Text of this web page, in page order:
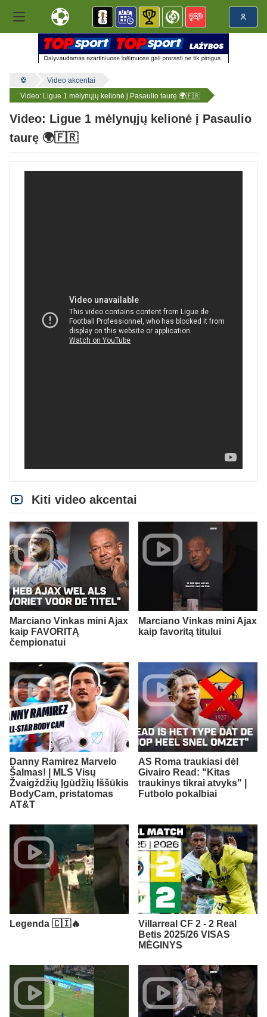
Video akcentai
Video: Ligue 1 mėlynųjų kelionė į Pasaulio taurę 🌍🇫🇷​
Video: Ligue 1 mėlynųjų kelionė į Pasaulio
taurę 🌍🇫🇷​
Kiti video akcentai
Marciano Vinkas mini Ajax
kaip FAVORITĄ
čempionatui
Marciano Vinkas mini Ajax
kaip favoritą titului
Danny Ramirez Marvelo
Šalmas! | MLS Visų
Žvaigždžių Įgūdžių Iššūkis
BodyCam, pristatomas
AT&T
AS Roma traukiasi dėl
Givairo Read: "Kitas
traukinys tikrai atvyks" |
Futbolo pokalbiai
Legenda 🇨🇮🔥
Villarreal CF 2 - 2 Real
Betis 2025/26 VISAS
MĖGINYS